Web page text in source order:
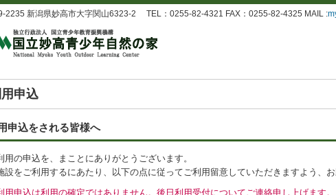
2235 新潟県妙高市大字関山6323-2 TEL：0255-82-4321 FAX：0255-82-4325 MAIL :
申込
申込をされる皆様へ
用の申込を、まことにありがとうございます。
設をご利用するにあたり、以下の点に従ってご利用留意していただきますよう、お
用申込は利用の確定ではありません。後日利用受付についてご連絡申し上げます。